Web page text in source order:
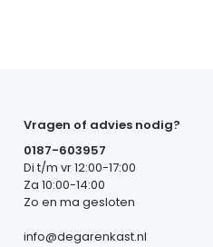
Vragen of advies nodig?
0187-603957
Di t/m vr 12:00-17:00
Za 10:00-14:00
Zo en ma gesloten
info@degarenkast.nl